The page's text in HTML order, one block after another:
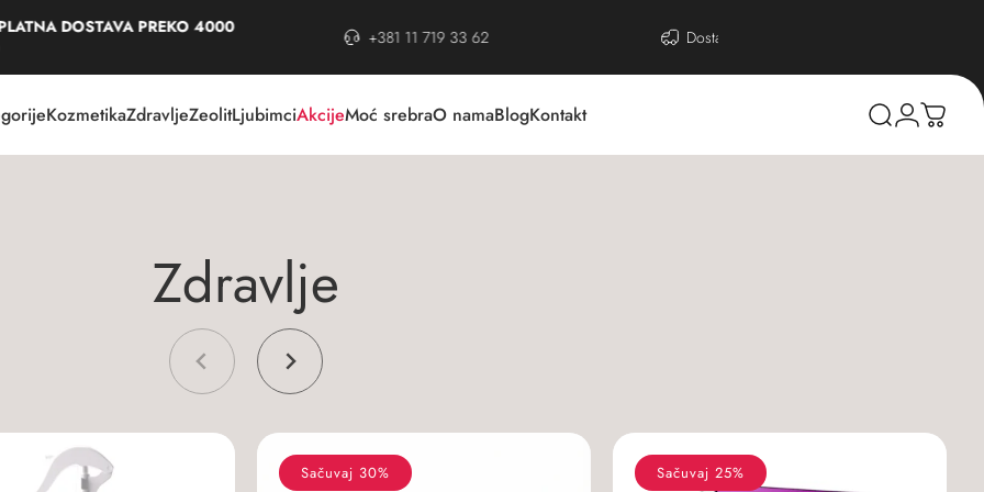
DOSTAVA PREKO 4000
+381 11 719 33 62 Dostava: 400 RSD
KozmetikaZdravljeZeolitLjubimciAkcijeMoć srebraO namaBlogKontakt
Zdravlje
Sačuvaj 30% Sačuvaj 25%